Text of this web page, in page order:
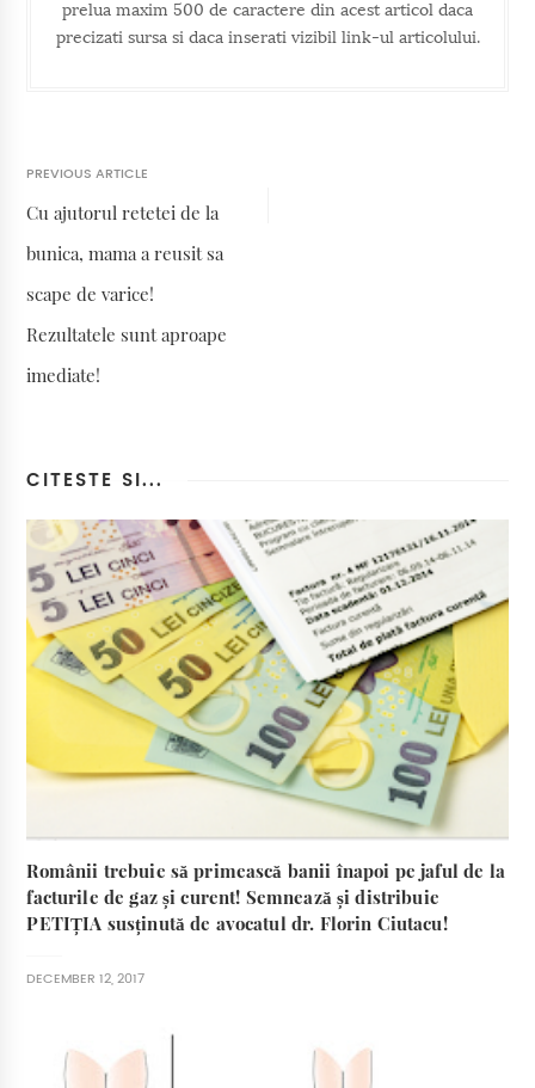
prelua maxim 500 de caractere din acest articol daca
precizati sursa si daca inserati vizibil link-ul articolului.
PREVIOUS ARTICLE
Cu ajutorul retetei de la
bunica, mama a reusit sa
scape de varice!
Rezultatele sunt aproape
imediate!
CITESTE SI...
Românii trebuie să primească banii înapoi pe jaful de la
facturile de gaz și curent! Semnează și distribuie
PETIȚIA susținută de avocatul dr. Florin Ciutacu!
DECEMBER 12, 2017